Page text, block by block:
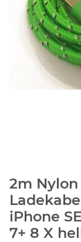
2m
iPhone
7+ 8 X